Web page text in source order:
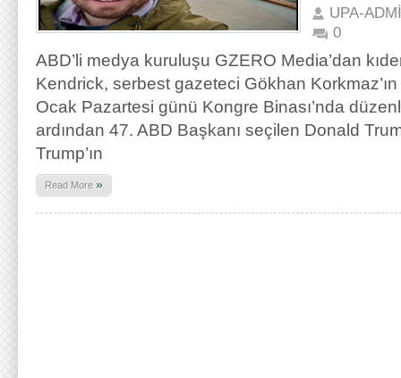
UPA-
0
ABD’li medya kuruluşu GZERO Media’dan
Kendrick, serbest gazeteci Gökhan Korkmaz’ın
Ocak Pazartesi günü Kongre Binası’nda
ardından 47. ABD Başkanı seçilen Donald
Trump’ın
Read More »